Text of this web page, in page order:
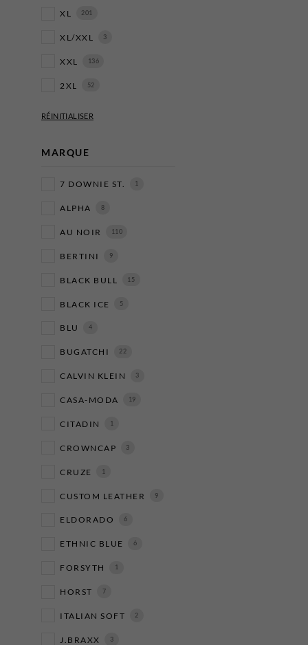
XL 201
XL/XXL 3
XXL 136
2XL 52
MARQUE
7 DOWNIE ST. 1
ALPHA 8
AU NOIR 110
BERTINI 9
BLACK BULL 15
BLACK ICE 5
BLU 4
BUGATCHI 22
CALVIN KLEIN 3
CASA-MODA 19
CITADIN 1
CROWNCAP 3
CRUZE 1
CUSTOM LEATHER 9
ELDORADO 6
ETHNIC BLUE 6
FORSYTH 1
HORST 7
ITALIAN SOFT 2
J.BRAXX 3